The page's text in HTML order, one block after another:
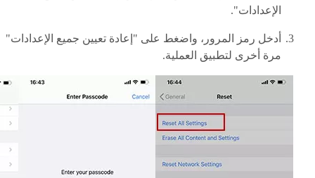
الإعدادات".
أدخل رمز المرور، واضغط على "إعادة تعيين جميع الإعدادات"
مرة أخرى لتطبيق العملية.